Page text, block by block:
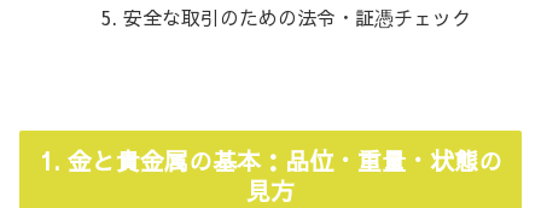
安全な取引のための法令・証憑チェック
1. 金と貴金属の基本：品位・重量・状態の
見方